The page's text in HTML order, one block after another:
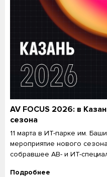
AV FOCUS 2026: в
сезона
11 марта в ИТ-парке им.
мероприятие нового
собравшее АВ- и ИТ-
Подробнее